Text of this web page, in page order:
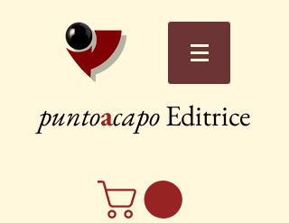
puntoacapoEditrice